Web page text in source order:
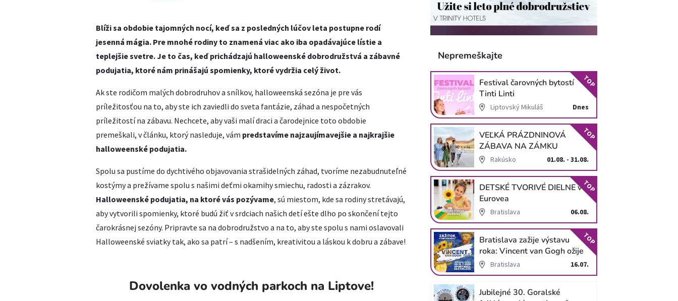
Blíži sa obdobie tajomných nocí, keď sa z posledných lúčov leta postupne rodí
jesenná mágia. Pre mnohé rodiny to znamená viac ako iba opadávajúce lístie a
teplejšie svetre. Je to čas, keď prichádzajú halloweenské dobrodružstvá a zábavné
podujatia, ktoré nám prinášajú spomienky, ktoré vydržia celý život.
Ak ste rodičom malých dobrodruhov a snílkov, halloweenská sezóna je pre vás
príležitosťou na to, aby ste ich zaviedli do sveta fantázie, záhad a nespočetných
príležitostí na zábavu. Nechcete, aby vaši malí draci a čarodejnice toto obdobie
premeškali, v článku, ktorý nasleduje, vám predstavíme najzaujímavejšie a najkrajšie
halloweenské podujatia.
Spolu sa pustíme do dychtivého objavovania strašidelných záhad, tvoríme nezabudnuteľné
kostýmy a prežívame spolu s našimi deťmi okamihy smiechu, radosti a zázrakov.
Halloweenské podujatia, na ktoré vás pozývame, sú miestom, kde sa rodiny stretávajú,
aby vytvorili spomienky, ktoré budú žiť v srdciach našich detí ešte dlho po skončení tejto
čarokrásnej sezóny. Pripravte sa na dobrodružstvo a na to, aby ste spolu s nami oslavovali
Halloweenské sviatky tak, ako sa patrí – s nadšením, kreativitou a láskou k dobru a zábave!
Dovolenka vo vodných parkoch na Liptove!
Nepremeškajte
Festival čarovných bytostí
Tinti Linti
Liptovský Mikuláš Dnes
TOP
VEĽKÁ PRÁZDNINOVÁ
ZÁBAVA NA ZÁMKU
SCHLOSS HOF
Rakúsko 01.08. - 31.08.
TOP
DETSKÉ TVORIVÉ DIELNE v
Eurovea
Bratislava 06.08.
TOP
Bratislava zažije výstavu
roka: Vincent van Gogh ožije
v unikátnej imerzívnej šou!
Bratislava 16.07.
TOP
Jubilejné 30. Goralské